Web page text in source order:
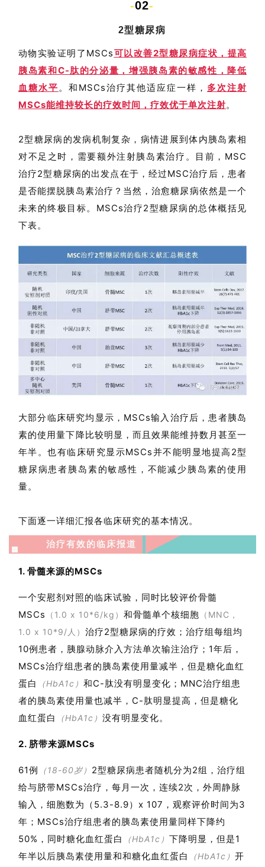
首
行
业
资
讯
生
学
临
转
化
登录 注册
-02-
2型糖尿病
动物实验证明了MSCs可以改善2型糖尿病症状，提高
胰岛素和C-肽的分泌量，增强胰岛素的敏感性，降低
血糖水平 。和MSCs治疗其他适应症一样， 多次注射
MSCs能维持较长的疗效时间，疗效优于单次注射。
2型糖尿病的发病机制复杂，病情进展到体内胰岛素相
对不足之时，需要额外注射胰岛素治疗。 目前，MSC
治疗2型糖尿病的出发点在于，经过MSC治疗后，患者
是否能摆脱胰岛素治疗？ 当然，治愈糖尿病依然是一个
未来的终极目标。 MSCs治疗2型糖尿病的总体概括见
下表。
大部分临床研究均显示，MSCs输入治疗后，患者胰岛
素的使用量下降比较明显，而且效果能维持数月甚至一
年半。也有临床研究显示MSCs并不能明显地提高2型
糖尿病患者胰岛素的敏感性，不能减少胰岛素的使用
量。
下面逐一详细汇报各临床研究的基本情况。
治疗有效的临床报道
1. 骨髓来源的MSCs
一个安慰剂对照的临床试验，同时比较评价骨髓
MSCs
（1.0 x 10*6/kg） 和骨髓单个核细胞 （MNC，
1.0 x 10*9/人） 治疗2型糖尿病的疗效；治疗组每组均
10例患者，胰腺动脉介入方法单次输注治疗；1年后，
MSCs治疗组患者的胰岛素使用量减半，但是糖化血红
蛋白
（HbA1c） 和C-肽没有明显变化；MNC治疗组患
者的胰岛素使用量也减半，C-肽明显提高，但是糖化
血红蛋白
（HbA1c） 没有明显变化。
2. 脐带来源MSCs
61例 （18-60岁） 2型糖尿病患者随机分为2组，治疗组
给与脐带MSCs治疗，每月一次，连续2次，外周静脉
输入，细胞数为（ 5.3-8.9）x 107，观察评价时间为3
年；MSCs治疗组患者的胰岛素使用量同样下降约
50%，同时糖化血红蛋白
（HbA1c） 下降明显，但是1
年半以后胰岛素使用量和和糖化血红蛋白
（HbA1c） 开